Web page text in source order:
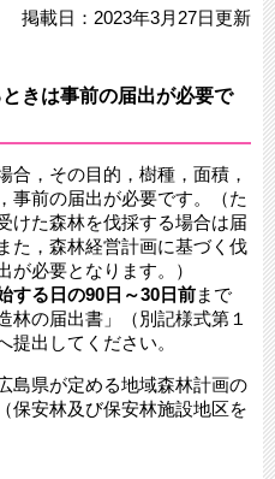
掲載日：2023年3月27日更新
きは事前の届出が必要で
合，その目的，樹種，面積，
事前の届出が必要です。​（た
けた森林を伐採する場合は届
た，森林経営計画に基づく伐
が必要となります。）
する日の90日～30日前まで
林の届出書」（別記様式第１
提出してください。
島県が定める地域森林計画の
保安林及び保安林施設地区を